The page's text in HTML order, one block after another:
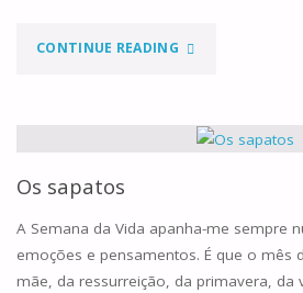
CONTINUE READING"O
E
A
Os sapatos
A Semana da Vida apanha-me sempre
emoções e pensamentos. É que o mês
mãe, da ressurreição, da primavera, da